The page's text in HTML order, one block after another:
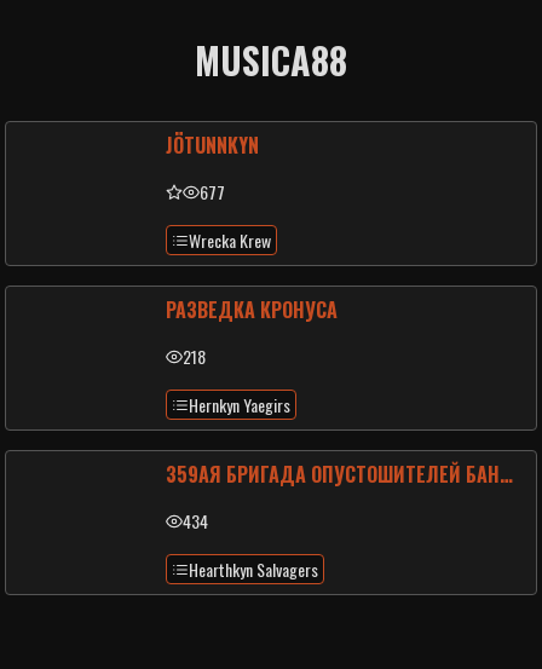
MUSICA88
JÖTUNNKYN
677
Wrecka Krew
РАЗВЕДКА КРОНУСА
218
Hernkyn Yaegirs
359АЯ БРИГАДА ОПУСТОШИТЕЛЕЙ БАНОК С ЯГОЙ
434
Hearthkyn Salvagers